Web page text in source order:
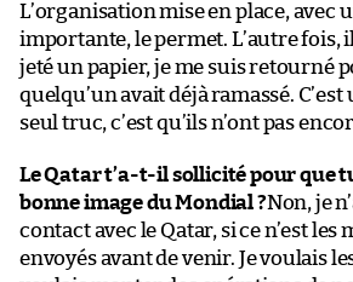
L’organisation mise en place, avec
importante, le permet. L’autre fois,
jeté un papier, je me suis retourné
quelqu’un avait déjà ramassé.
seul truc, c’est qu’ils n’ont pas
Le Qatar t’a-t-il sollicité pour que
bonne image du Mondial ?Non, je
contact avec le Qatar, si ce n’est les
envoyés avant de venir. Je voulais